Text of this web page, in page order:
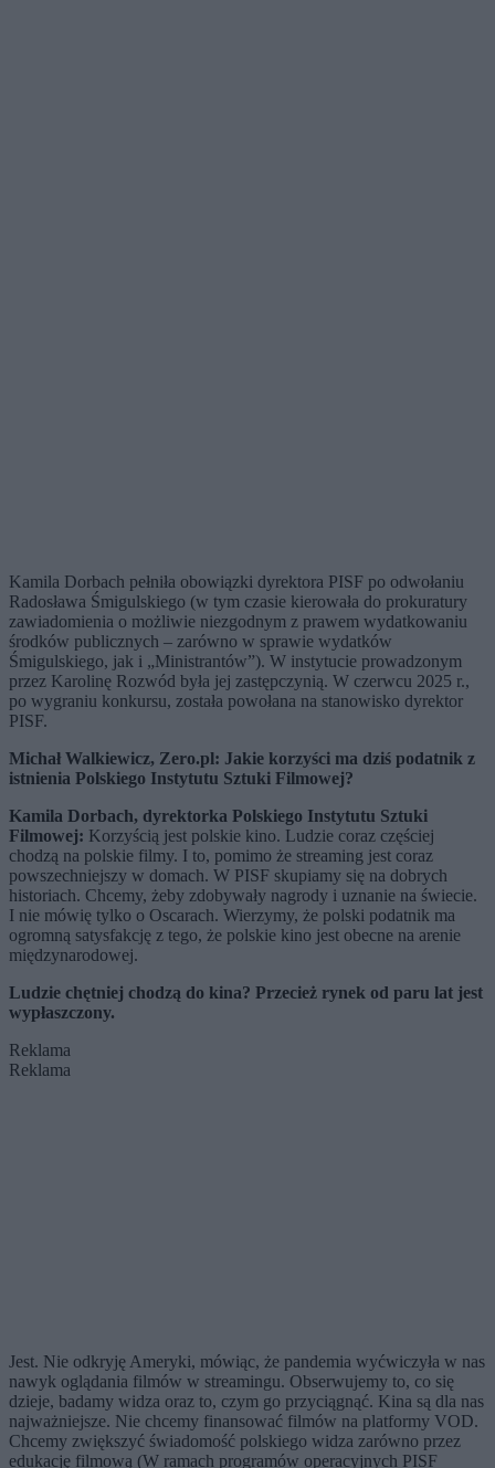
Kamila Dorbach pełniła obowiązki dyrektora PISF po odwołaniu
Radosława Śmigulskiego (w tym czasie kierowała do prokuratury
zawiadomienia o możliwie niezgodnym z prawem wydatkowaniu
środków publicznych – zarówno w sprawie wydatków
Śmigulskiego, jak i „Ministrantów”). W instytucie prowadzonym
przez Karolinę Rozwód była jej zastępczynią. W czerwcu 2025 r.,
po wygraniu konkursu, została powołana na stanowisko dyrektor
PISF.
Michał Walkiewicz, Zero.pl: Jakie korzyści ma dziś podatnik z
istnienia Polskiego Instytutu Sztuki Filmowej?
Kamila Dorbach, dyrektorka Polskiego Instytutu Sztuki
Filmowej: Korzyścią jest polskie kino. Ludzie coraz częściej
chodzą na polskie filmy. I to, pomimo że streaming jest coraz
powszechniejszy w domach. W PISF skupiamy się na dobrych
historiach. Chcemy, żeby zdobywały nagrody i uznanie na świecie.
I nie mówię tylko o Oscarach. Wierzymy, że polski podatnik ma
ogromną satysfakcję z tego, że polskie kino jest obecne na arenie
międzynarodowej.
Ludzie chętniej chodzą do kina? Przecież rynek od paru lat jest
wypłaszczony.
Reklama
Reklama
Jest. Nie odkryję Ameryki, mówiąc, że pandemia wyćwiczyła w nas
nawyk oglądania filmów w streamingu. Obserwujemy to, co się
dzieje, badamy widza oraz to, czym go przyciągnąć. Kina są dla nas
najważniejsze. Nie chcemy finansować filmów na platformy VOD.
Chcemy zwiększyć świadomość polskiego widza zarówno przez
edukację filmową (W ramach programów operacyjnych PISF